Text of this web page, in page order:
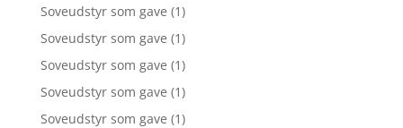
Soveudstyr som gave (1)
Soveudstyr som gave (1)
Soveudstyr som gave (1)
Soveudstyr som gave (1)
Soveudstyr som gave (1)